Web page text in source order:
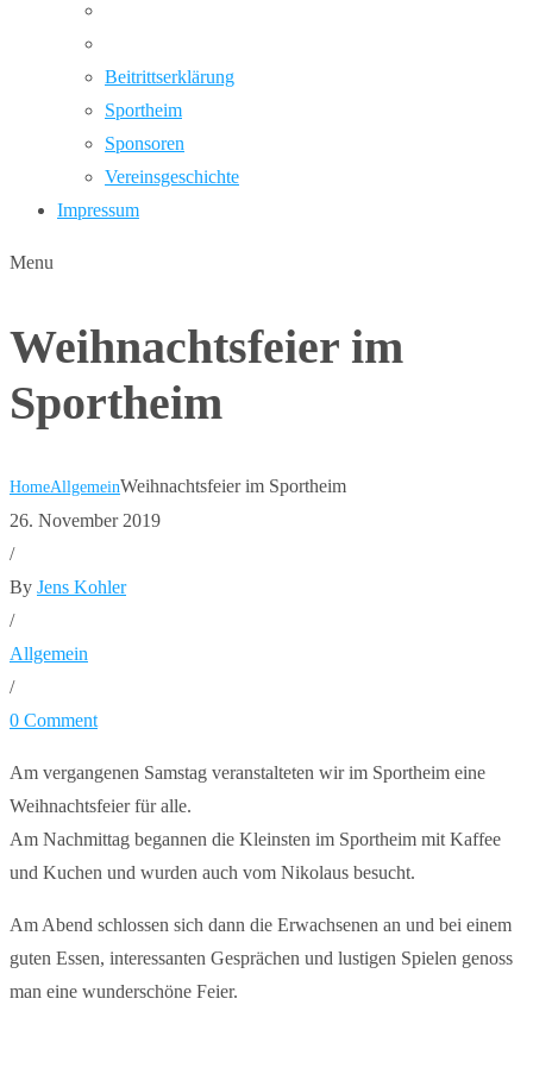
Beitrittserklärung
Sportheim
Sponsoren
Vereinsgeschichte
Impressum
Menu
Weihnachtsfeier im
Sportheim
HomeAllgemeinWeihnachtsfeier im Sportheim
26. November 2019
/
By Jens Kohler
/
Allgemein
/
0 Comment
Am vergangenen Samstag veranstalteten wir im Sportheim eine
Weihnachtsfeier für alle.
Am Nachmittag begannen die Kleinsten im Sportheim mit Kaffee
und Kuchen und wurden auch vom Nikolaus besucht.
Am Abend schlossen sich dann die Erwachsenen an und bei einem
guten Essen, interessanten Gesprächen und lustigen Spielen genoss
man eine wunderschöne Feier.